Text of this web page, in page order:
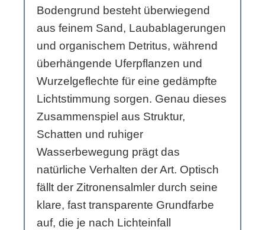
Bodengrund besteht überwiegend
aus feinem Sand, Laubablagerungen
und organischem Detritus, während
überhängende Uferpflanzen und
Wurzelgeflechte für eine gedämpfte
Lichtstimmung sorgen. Genau dieses
Zusammenspiel aus Struktur,
Schatten und ruhiger
Wasserbewegung prägt das
natürliche Verhalten der Art. Optisch
fällt der Zitronensalmler durch seine
klare, fast transparente Grundfarbe
auf, die je nach Lichteinfall